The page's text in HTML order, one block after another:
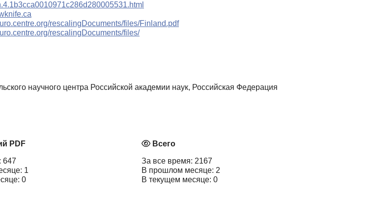
rescalingDocuments/files/Finland.pdf
rescalingDocuments/files/
научного центра Российской академии наук, Российская Федерация
PDF
647
1
0
Всего
За все время: 2167
В прошлом месяце: 2
В текущем месяце: 0